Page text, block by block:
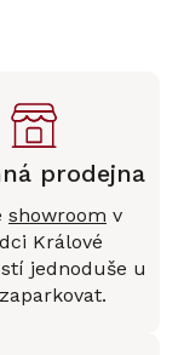
prodejna
showroom v
Králové
jednoduše u